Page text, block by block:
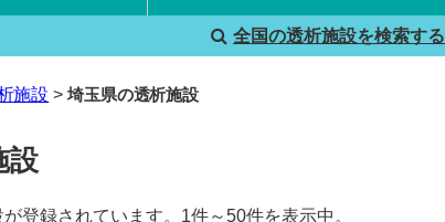
国内旅行透析レポート
海外旅行透析レポート
全国の透析施設を検索する
施設 埼玉県の透析施設
設
登録されています。1件～50件を表示中。